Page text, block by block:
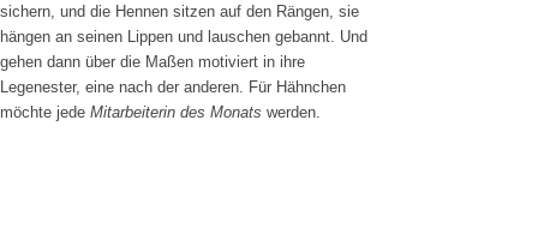
sichern, und die Hennen sitzen auf den Rängen, sie
hängen an seinen Lippen und lauschen gebannt. Und
gehen dann über die Maßen motiviert in ihre
Legenester, eine nach der anderen. Für Hähnchen
möchte jede Mitarbeiterin des Monats werden.